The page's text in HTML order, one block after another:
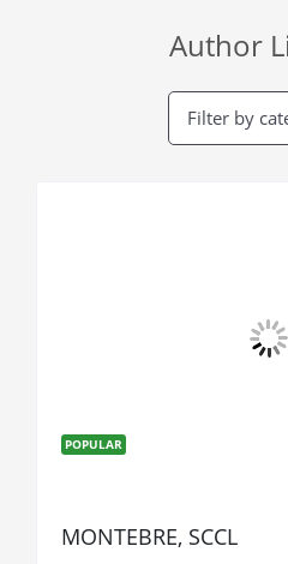
Author
Filter by
POPULAR
MONTEBRE, SCCL